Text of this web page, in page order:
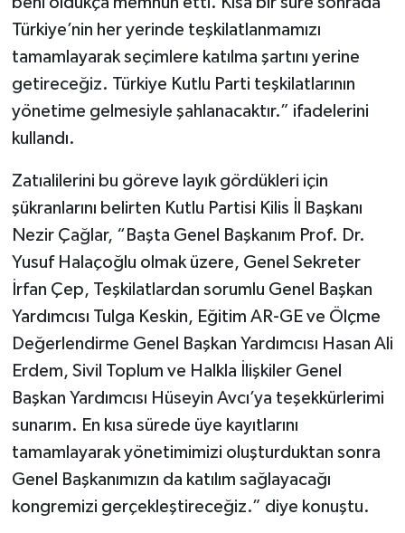
Türkiye’nin her yerinde teşkilatlanmamızı
tamamlayarak seçimlere katılma şartını yerine
getireceğiz. Türkiye Kutlu Parti teşkilatlarının
yönetime gelmesiyle şahlanacaktır.” ifadelerini
kullandı.
Zatıalilerini bu göreve layık gördükleri için
şükranlarını belirten Kutlu Partisi Kilis İl Başkanı
Nezir Çağlar, “Başta Genel Başkanım Prof. Dr.
Yusuf Halaçoğlu olmak üzere, Genel Sekreter
İrfan Çep, Teşkilatlardan sorumlu Genel Başkan
Yardımcısı Tulga Keskin, Eğitim AR-GE ve Ölçme
Değerlendirme Genel Başkan Yardımcısı Hasan Ali
Erdem, Sivil Toplum ve Halkla İlişkiler Genel
Başkan Yardımcısı Hüseyin Avcı’ya teşekkürlerimi
sunarım. En kısa sürede üye kayıtlarını
tamamlayarak yönetimimizi oluşturduktan sonra
Genel Başkanımızın da katılım sağlayacağı
kongremizi gerçekleştireceğiz.” diye konuştu.